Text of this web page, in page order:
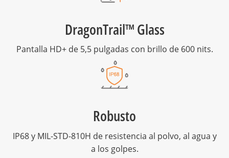
DragonTrail™ Glass
Pantalla HD+ de 5,5 pulgadas con brillo de 600 nits.
Robusto
IP68 y MIL-STD-810H de resistencia al polvo, al agua y
a los golpes.